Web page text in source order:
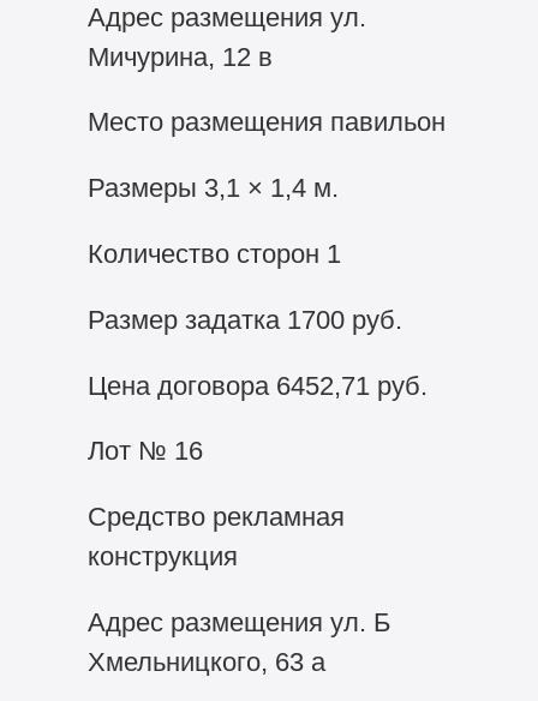
Адрес размещения ул.
Мичурина, 12 в
Место размещения павильон
Размеры 3,1 × 1,4 м.
Количество сторон 1
Размер задатка 1700 руб.
Цена договора 6452,71 руб.
Лот № 16
Средство рекламная
конструкция
Адрес размещения ул. Б
Хмельницкого, 63 а